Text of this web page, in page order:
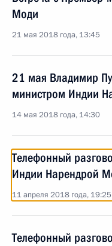
Моди
21 мая 2018 года, 13:45
21 мая Владимир
министром Индии
14 мая 2018 года, 14:30
Телефонный
Индии Нарендрой
11 апреля 2018 года, 19:25
Телефонный